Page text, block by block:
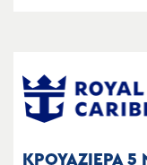
ΚΡΟΥΑΖΙΕΡΑ